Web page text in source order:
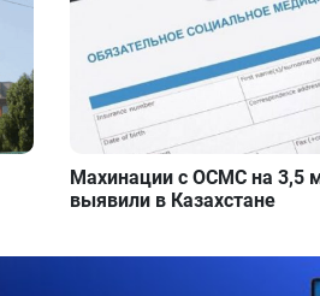
Махинации с ОСМС на 3,5
выявили в Казахстане